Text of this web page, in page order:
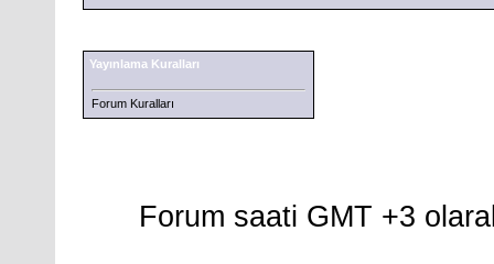
Yayınlama Kuralları
Forum Kuralları
Forum saati GMT +3